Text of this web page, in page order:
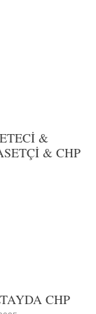
&
& CHP
CHP